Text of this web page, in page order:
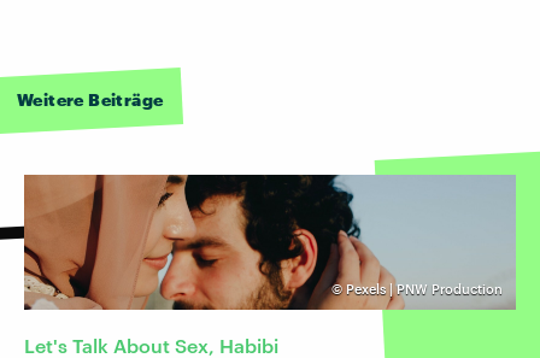
Weitere Beiträge
© Pexels | PNW Production
Let's Talk About Sex, Habibi